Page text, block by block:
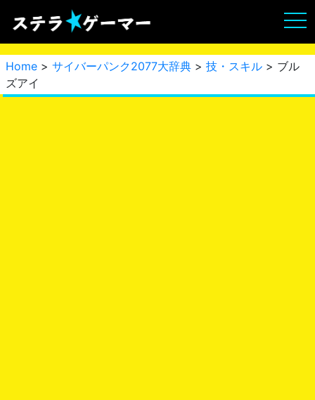
Home > サイバーパンク2077大辞典 > 技・スキル > ブル
ズアイ